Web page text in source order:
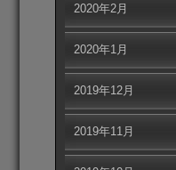
2020年2月
2020年1月
2019年12月
2019年11月